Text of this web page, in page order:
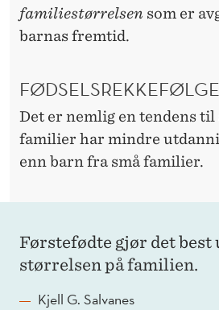
familiestørrelsen som er
barnas fremtid.
Det er nemlig en tendens
familier har mindre
enn barn fra små familier.
Førstefødte gjør det best
størrelsen på familien.
Kjell G. Salvanes